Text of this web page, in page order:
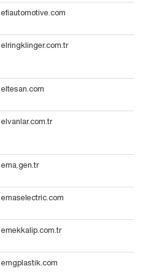
efiautomotive.com
elringklinger.com.tr
eltesan.com
elvanlar.com.tr
ema.gen.tr
emaselectric.com
emekkalip.com.tr
emgplastik.com